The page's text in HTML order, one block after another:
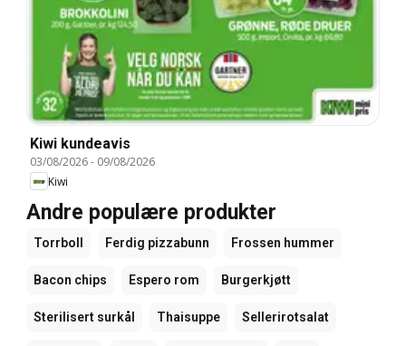
Kiwi kundeavis
03/08/2026- 09/08/2026
Kiwi
Andre populære produkter
Torrboll Ferdig pizzabunn Frossen hummer
Bacon chips Espero rom Burgerkjøtt
Sterilisert surkål Thaisuppe Sellerirotsalat